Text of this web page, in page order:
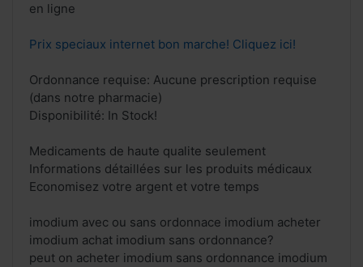
en ligne
Prix speciaux internet bon marche! Cliquez ici!
Ordonnance requise: Aucune prescription requise
(dans notre pharmacie)
Disponibilité: In Stock!
Medicaments de haute qualite seulement
Informations détaillées sur les produits médicaux
Economisez votre argent et votre temps
imodium avec ou sans ordonnace imodium acheter
imodium achat imodium sans ordonnance?
peut on acheter imodium sans ordonnance imodium